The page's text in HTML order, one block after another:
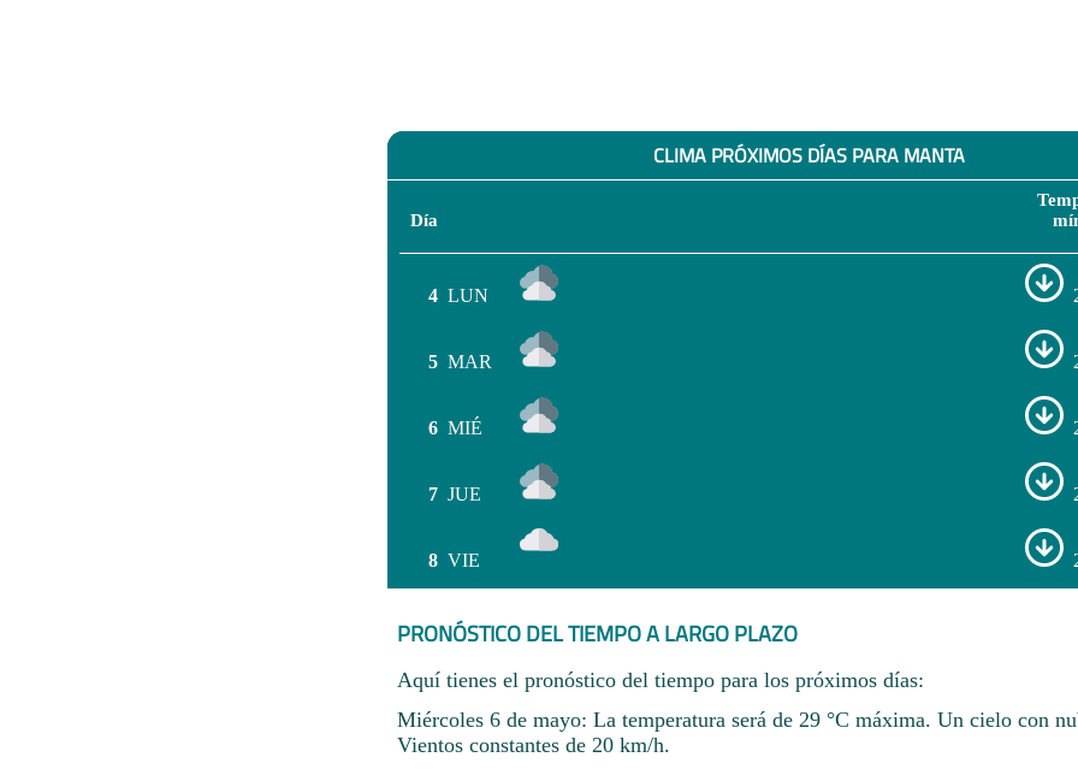
CLIMA PRÓXIMOS DÍAS PARA MANTA
Día
4 LUN
5 MAR
6 MIÉ
7 JUE
8 VIE
PRONÓSTICO DEL TIEMPO A LARGO PLAZO
Aquí tienes el pronóstico del tiempo para los próximos días:
Miércoles 6 de mayo: La temperatura será de 29 °C máxima. Un cielo con
Vientos constantes de 20 km/h.